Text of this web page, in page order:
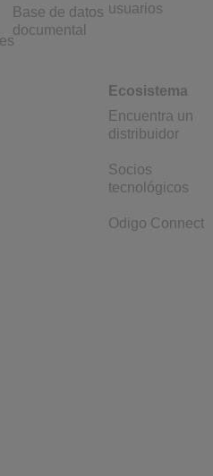
Base de datos
documental
usuarios
Ecosistema
Encuentra un
distribuidor
Socios
tecnológicos
Odigo Connect